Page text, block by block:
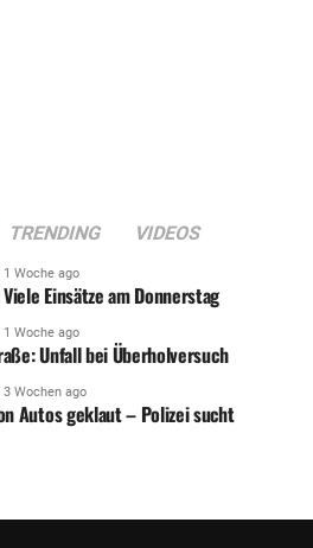
TRENDING VIDEOS
1 Woche ago
Einsätze am Donnerstag
1 Woche ago
Unfall bei Überholversuch
3 Wochen ago
Autos geklaut – Polizei sucht